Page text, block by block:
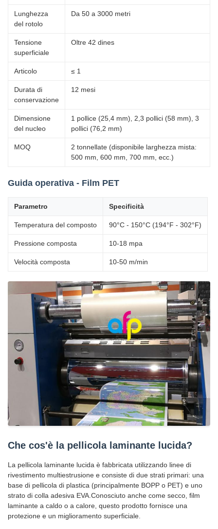
Lunghezza
del rotolo
Da 50 a 3000 metri
Tensione
superficiale
Oltre 42 dines
Articolo ≤ 1
Durata di
conservazione
12 mesi
Dimensione
del nucleo
1 pollice (25,4 mm), 2,3 pollici (58 mm), 3
pollici (76,2 mm)
MOQ
2 tonnellate (disponibile larghezza mista:
500 mm, 600 mm, 700 mm, ecc.)
Guida operativa - Film PET
Parametro Specificità
Temperatura del composto 90°C - 150°C (194°F - 302°F)
Pressione composta 10-18 mpa
Velocità composta 10-50 m/min
Che cos'è la pellicola laminante lucida?
La pellicola laminante lucida è fabbricata utilizzando linee di
rivestimento multiestrusione e consiste di due strati primari: una
base di pellicola di plastica (principalmente BOPP o PET) e uno
strato di colla adesiva EVA.Conosciuto anche come secco, film
laminante a caldo o a calore, questo prodotto fornisce una
protezione e un miglioramento superficiale.